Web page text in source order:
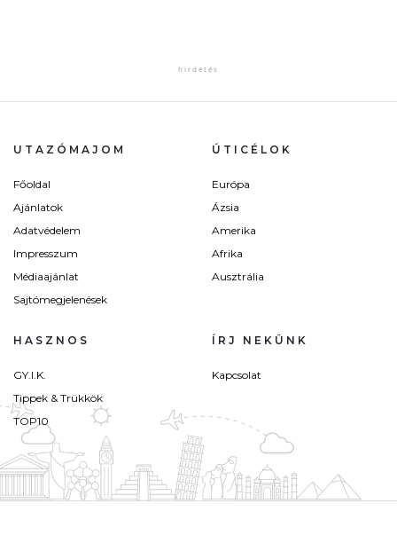
UTAZÓMAJOM
Főoldal
Ajánlatok
Adatvédelem
Impresszum
Médiaajánlat
Sajtómegjelenések
ÚTICÉLOK
Európa
Ázsia
Amerika
Afrika
Ausztrália
HASZNOS
GY.I.K.
Tippek & Trükkök
TOP10
ÍRJ NEKÜNK
Kapcsolat